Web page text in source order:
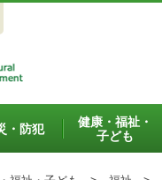
・防犯
健康・福祉・
子ども